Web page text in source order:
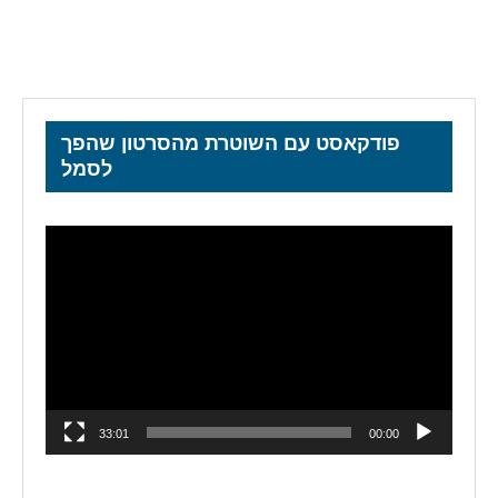
פודקאסט עם השוטרת מהסרטון שהפך
לסמל
00:00
33:01